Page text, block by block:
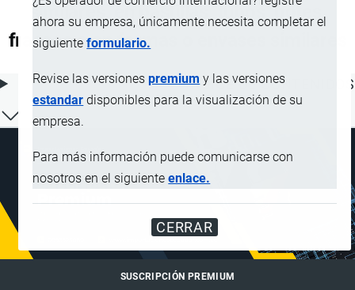
ahora su empresa, únicamente necesita completar el
siguienteformulario.
Revise las versionespremium y las versiones
estandar disponibles para la visualización de su
empresa.
Para más información puede comunicarse con
nosotros en el siguienteenlace.
CERRAR
similares, en pastillas, tubos, botes,
frascos o en formas o envases similares
ÍNDICE DE CONTENIDOS
SUSCRIPCIÓN PREMIUM